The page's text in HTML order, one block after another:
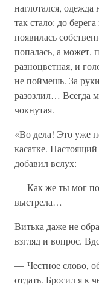
наглотался,
так стало: до
появилась
попалась, а может,
разноцветная, и
не поймешь. За
разозлил… Всегда
чокнутая.
«Во дела! Это уже
касатке.
добавил вслух:
— Как же ты мог
выстрела…
Витька даже не
взгляд и вопрос.
— Честное слово,
отдать. Бросил я к